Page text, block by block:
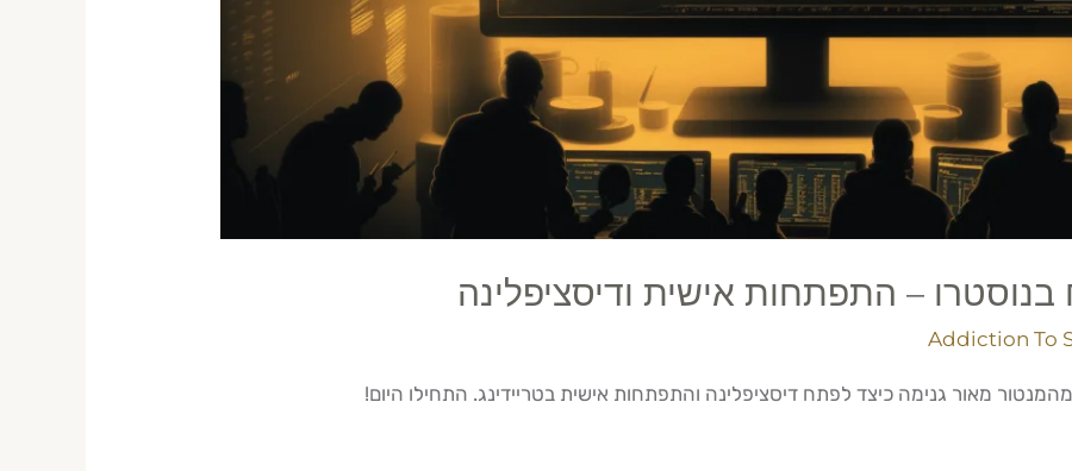
– התפתחות אישית ודיסציפלינה
Addiction To
מאור גנימה כיצד לפתח דיסציפלינה והתפתחות אישית בטריידינג. התחילו היום!